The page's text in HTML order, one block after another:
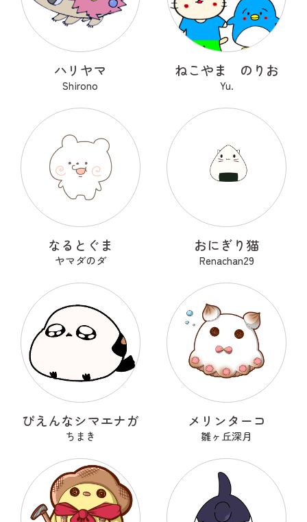
ハリヤマ
Shirono
ねこやま のりお
Yu.
なるとぐま
ヤマダのダ
おにぎり猫
Renachan29
ぴえんなシマエナガ
ちまき
メリンターコ
雛ヶ丘深月